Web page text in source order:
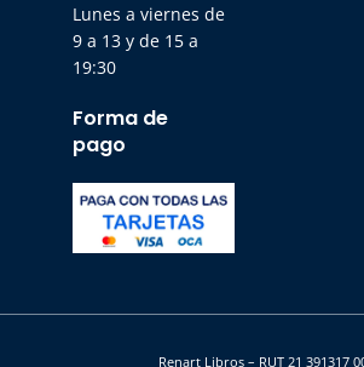
Lunes a viernes de
9 a 13 y de 15 a
19:30
Forma de
pago
Renart Libros – RUT 21 391317